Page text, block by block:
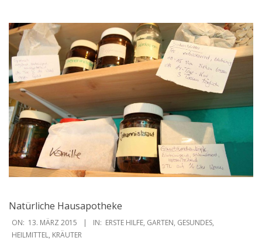
Natürliche Hausapotheke
2015-
03-
ON: 13. MÄRZ 2015 IN: ERSTE HILFE, GARTEN, GESUNDES,
HEILMITTEL, KRÄUTER